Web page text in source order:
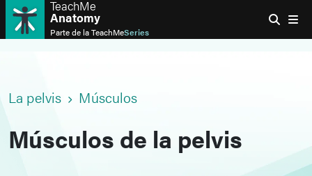
TeachMe
Anatomy
Parte de laTeachMeSeries
La pelvis Músculos
Músculos de la pelvis